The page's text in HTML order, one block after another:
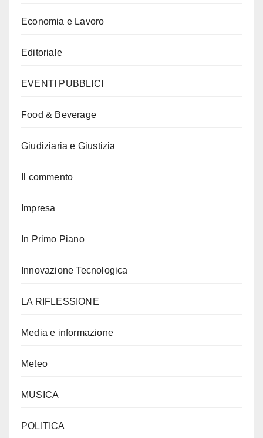
Economia e Lavoro
Editoriale
EVENTI PUBBLICI
Food & Beverage
Giudiziaria e Giustizia
Il commento
Impresa
In Primo Piano
Innovazione Tecnologica
LA RIFLESSIONE
Media e informazione
Meteo
MUSICA
POLITICA